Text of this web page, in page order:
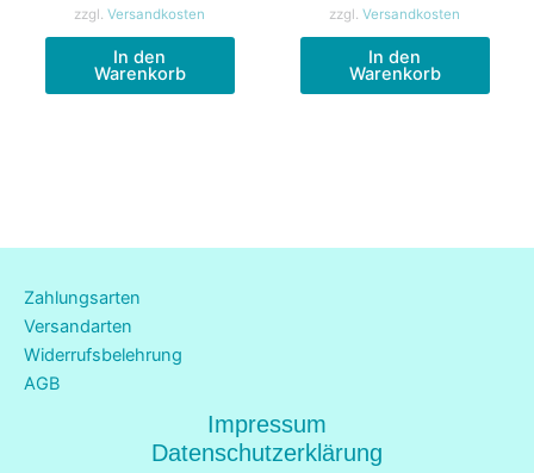
zzgl. Versandkosten
In den
Warenkorb
zzgl. Versandkosten
In den
Warenkorb
Zahlungsarten
Versandarten
Widerrufsbelehrung
AGB
Impressum
Datenschutzerklärung